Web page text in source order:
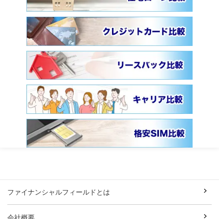
ファイナンシャルフィールドとは
会社概要